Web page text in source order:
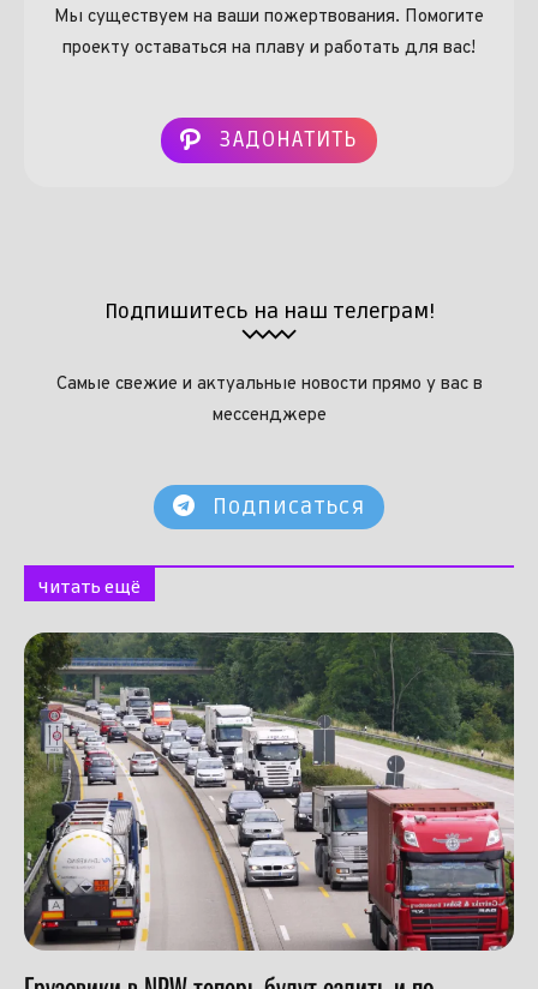
Мы существуем на ваши пожертвования. Помогите
проекту оставаться на плаву и работать для вас!
ЗАДОНАТИТЬ
Подпишитесь на наш телеграм!
Самые свежие и актуальные новости прямо у вас в
мессенджере
Подписаться
Читать ещё